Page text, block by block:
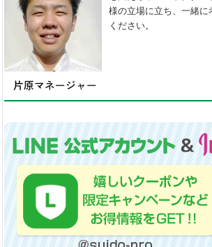
様の立場に立ち、一緒
ください。